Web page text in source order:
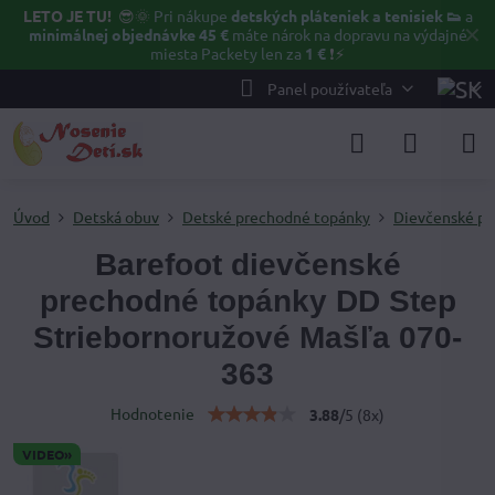
✕
LETO JE TU! 😎🌞 Pri nákupe detských pláteniek a tenisiek 👟 a
minimálnej objednávke 45 €máte nárok na dopravu na výdajné
miesta Packety len za 1 € ❗⚡️
Panel používateľa
VIDEO»
Úvod Detská obuv Detské prechodné topánky Dievčenské
Barefoot dievčenské
prechodné topánky DD Step
Striebornoružové Mašľa 070-
363
Hodnotenie 3.88/5 (8x)